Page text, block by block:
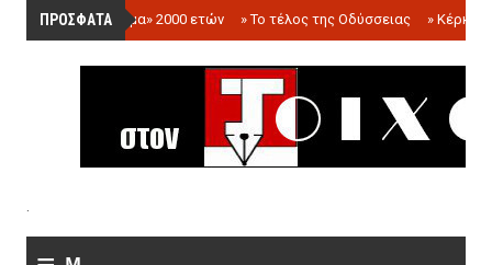
ΠΡΟΣΦΑΤΑ
»«Ολόγραμμα» 2000 ετών »Το τέλος της Οδύσσειας »
.